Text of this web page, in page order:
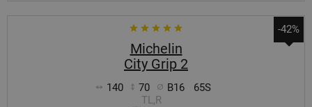
-42%
Michelin
City Grip 2
140 70 B16
65S
TL,R